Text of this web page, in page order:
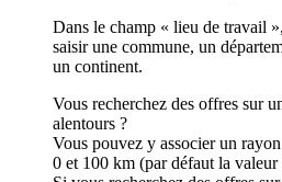
Dans le champ « lieu de travail
saisir une commune, un
un continent.
Vous recherchez des offres sur
alentours ?
Vous pouvez y associer un
0 et 100 km (par défaut la